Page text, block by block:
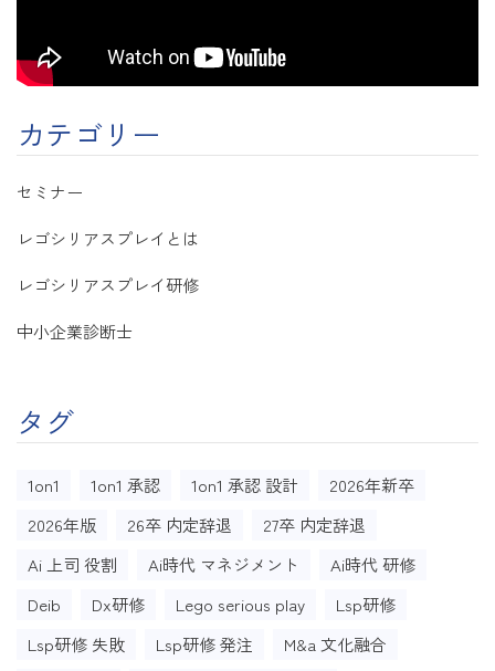
カテゴリー
セミナー
レゴシリアスプレイとは
レゴシリアスプレイ研修
中小企業診断士
タグ
1on1 1on1 承認 1on1 承認 設計
2026年新卒
2026年版
26卒 内定辞退
27卒 内定辞退
Ai 上司 役割
Ai時代 マネジメント
Ai時代 研修
Deib
Dx研修 Lego serious play
Lsp研修
Lsp研修 失敗
Lsp研修 発注
M&a 文化融合